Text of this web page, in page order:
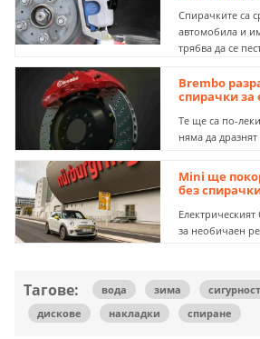
Спирачките са
автомобила и
трябва да се
Brembo
спирачки
Те ще са по-
няма да
Mini ще
без
Електрическият
за необичаен
Тагове: вода зима сигурност
дискове
накладки спиране